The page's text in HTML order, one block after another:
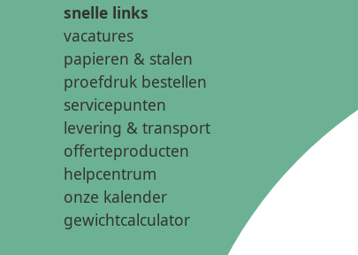
snelle links
vacatures
papieren & stalen
proefdruk bestellen
servicepunten
levering & transport
offerteproducten
helpcentrum
onze kalender
gewichtcalculator